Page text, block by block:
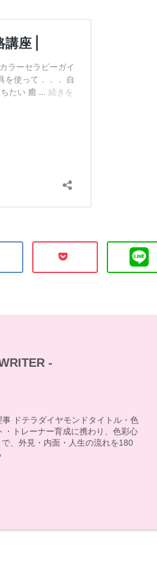
-
ドテラダイヤモンドタイトル・色
トレーナー育成に携わり、色彩心
、外見・内面・人生の流れを180